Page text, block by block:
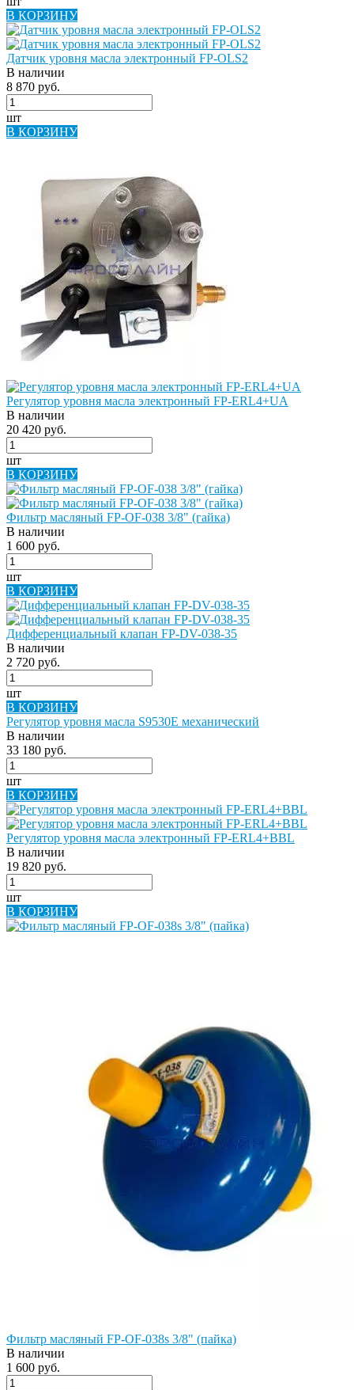
В КОРЗИНУ
Датчик уровня масла электронный FP-OLS2
В наличии
8 870 руб.
шт
В КОРЗИНУ
Регулятор уровня масла электронный FP-ERL4+UA
В наличии
20 420 руб.
шт
В КОРЗИНУ
Фильтр масляный FP-OF-038 3/8" (гайка)
В наличии
1 600 руб.
шт
В КОРЗИНУ
Дифференциальный клапан FP-DV-038-35
В наличии
2 720 руб.
шт
В КОРЗИНУ
Регулятор уровня масла S9530E механический
В наличии
33 180 руб.
шт
В КОРЗИНУ
Регулятор уровня масла электронный FP-ERL4+BBL
В наличии
19 820 руб.
шт
В КОРЗИНУ
Фильтр масляный FP-OF-038s 3/8" (пайка)
В наличии
1 600 руб.